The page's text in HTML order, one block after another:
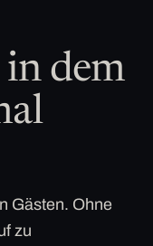
dem
Gästen. Ohne
zu